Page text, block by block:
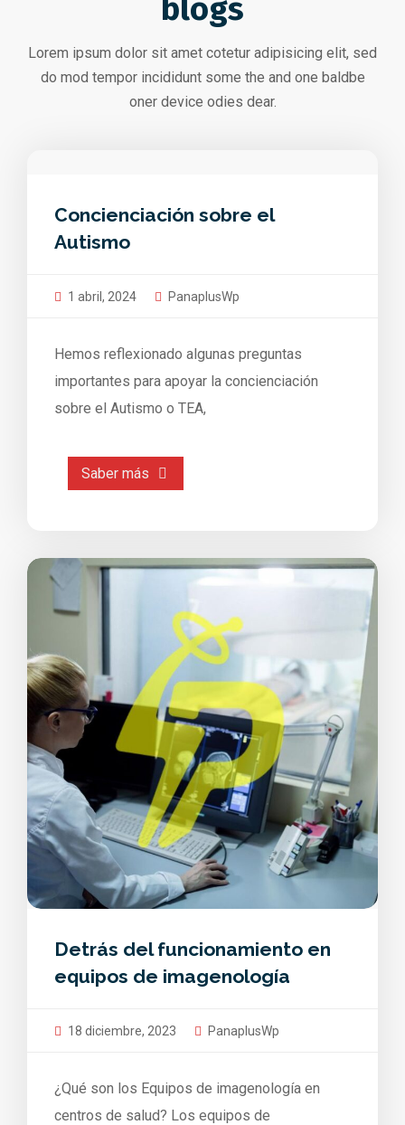
blogs
Lorem ipsum dolor sit amet cotetur adipisicing elit, sed
do mod tempor incididunt some the and one baldbe
oner device odies dear.
Concienciación sobre el
Autismo
1 abril, 2024 PanaplusWp
Hemos reflexionado algunas preguntas
importantes para apoyar la concienciación
sobre el Autismo o TEA,
Saber más
Detrás del funcionamiento en
equipos de imagenología
18 diciembre, 2023 PanaplusWp
¿Qué son los Equipos de imagenología en
centros de salud? Los equipos de